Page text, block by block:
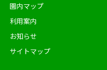
園内マップ
利用案内
お知らせ
サイトマップ